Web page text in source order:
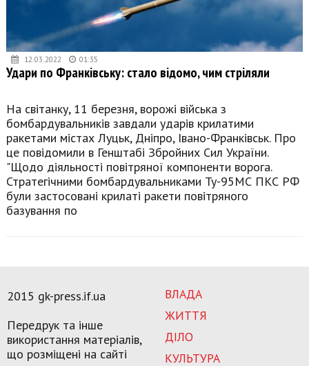
12.03.2022 01:35
Удари по Франківську: стало відомо, чим стріляли
На світанку, 11 березня, ворожі війська з
бомбардувальників завдали ударів крилатими
ракетами містах Луцьк, Дніпро, Івано-Франківськ. Про
це повідомили в Генштабі Збройних Сил України.
"Щодо діяльності повітряної компоненти ворога.
Стратегічними бомбардувальниками Ту-95МС ПКС РФ
були застосовані крилаті ракети повітряного
базування по
ВЛАДА
ЖИТТЯ
ДІЛО
КУЛЬТУРА
2015 gk-press.if.ua
Передрук та інше
використання матеріалів,
що розміщені на сайті